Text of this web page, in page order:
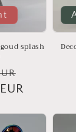
splash